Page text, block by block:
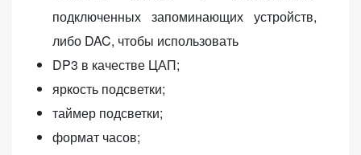
подключенных запоминающих устройств,
либо DAC, чтобы использовать
DP3 в качестве ЦАП;
яркость подсветки;
таймер подсветки;
формат часов;